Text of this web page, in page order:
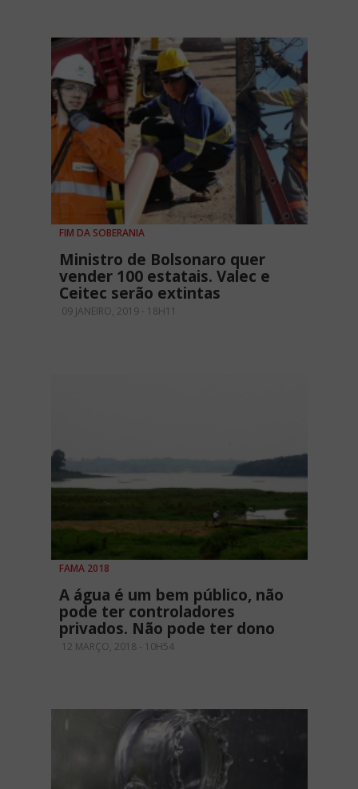
FIM DA SOBERANIA
Ministro de Bolsonaro quer
vender 100 estatais. Valec e
Ceitec serão extintas
09 JANEIRO, 2019 - 18H11
FAMA 2018
A água é um bem público, não
pode ter controladores
privados. Não pode ter dono
12 MARÇO, 2018 - 10H54